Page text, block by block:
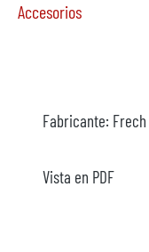
Accesorios
Modelo
Capacidad
Fabricante: Frech
Vista en PDF